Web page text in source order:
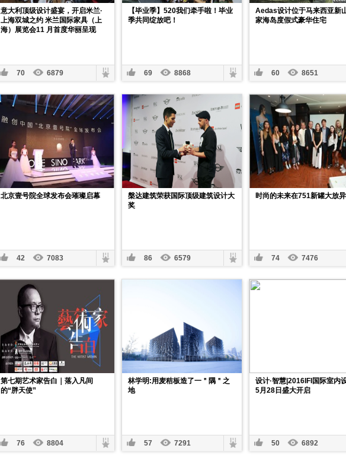
意大利顶级设计盛宴，开启米兰·
上海双城之约 米兰国际家具（上
海）展览会11 月首度华丽呈现
70 6879
【毕业季】520我们牵手啦！毕业
季共同绽放吧！
69 8868
Aedas设计位于马来西亚新
家海岛度假式豪华住宅
60 8651
北京壹号院全球发布会璀璨启幕
42 7083
槃达建筑荣获国际顶级建筑设计大
奖
86 6579
时尚的未来在751新罐大放
74 7476
第七期艺术家告白｜落入凡间
的“胖天使”
76 8804
林学明:用麦秸板造了一＂隅＂之
地
57 7291
设计·智慧|2016IFI国际室内
5月28日盛大开启
50 6892